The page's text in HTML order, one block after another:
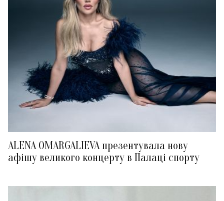
ALENA OMARGALIEVA презентувала нову
афішу великого концерту в Палаці спорту